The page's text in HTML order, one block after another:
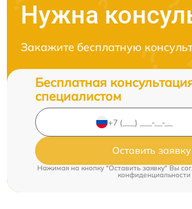
Нужна
Закажите бесплатную
Бесплатная
специалистом
Оставить заявку
Нажимая на кнопку "Оставить заявку" Вы
конфиденциальности